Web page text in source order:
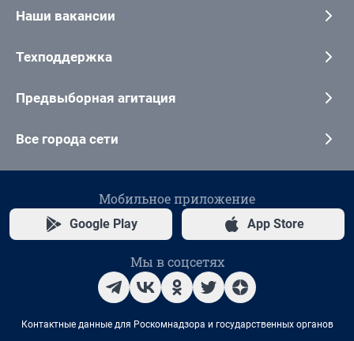
Наши вакансии
Техподдержка
Предвыборная агитация
Все города сети
Мобильное приложение
Google Play App Store
Мы в соцсетях
Контактные данные для Роскомнадзора и государственных органов